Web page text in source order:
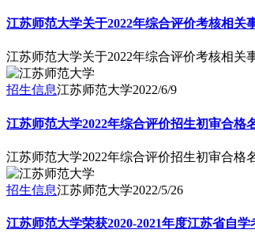
江苏师范大学关于2022年综合评价考核相关
江苏师范大学关于2022年综合评价考核相关
招生信息江苏师范大学2022/6/9
江苏师范大学2022年综合评价招生初审合格
江苏师范大学2022年综合评价招生初审合格
招生信息江苏师范大学2022/5/26
江苏师范大学荣获2020-2021年度江苏省自